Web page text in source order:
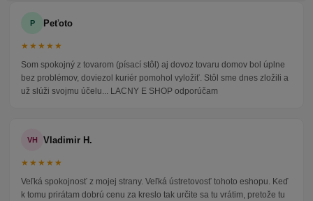
P Peťoto
★★★★★
Som spokojný z tovarom (písací stôl) aj dovoz tovaru domov bol úplne
bez problémov, doviezol kuriér pomohol vyložiť. Stôl sme dnes zložili a
už slúži svojmu účelu... LACNY E SHOP odporúčam
VH Vladimir H.
★★★★★
Veľká spokojnosť z mojej strany. Veľká ústretovosť tohoto eshopu. Keď
k tomu prirátam dobrú cenu za kreslo tak určite sa tu vrátim, pretože tu